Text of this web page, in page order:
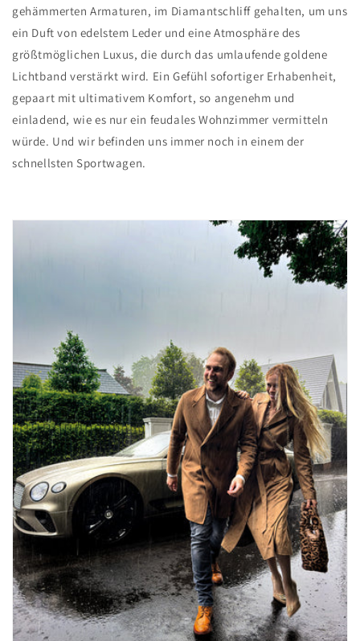
gehämmerten Armaturen, im Diamantschliff gehalten, um uns
ein Duft von edelstem Leder und eine Atmosphäre des
größtmöglichen Luxus, die durch das umlaufende goldene
Lichtband verstärkt wird. Ein Gefühl sofortiger Erhabenheit,
gepaart mit ultimativem Komfort, so angenehm und
einladend, wie es nur ein feudales Wohnzimmer vermitteln
würde. Und wir befinden uns immer noch in einem der
schnellsten Sportwagen.